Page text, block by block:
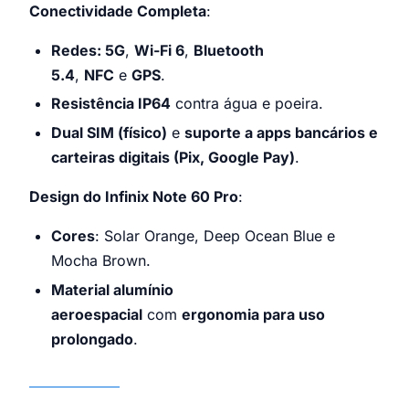
Conectividade Completa:
Redes: 5G, Wi-Fi 6, Bluetooth
5.4, NFC e GPS.
Resistência IP64 contra água e poeira.
Dual SIM (físico) e suporte a apps bancários e
carteiras digitais (Pix, Google Pay).
Design do Infinix Note 60 Pro:
Cores: Solar Orange, Deep Ocean Blue e
Mocha Brown.
Material alumínio
aeroespacial com ergonomia para uso
prolongado.